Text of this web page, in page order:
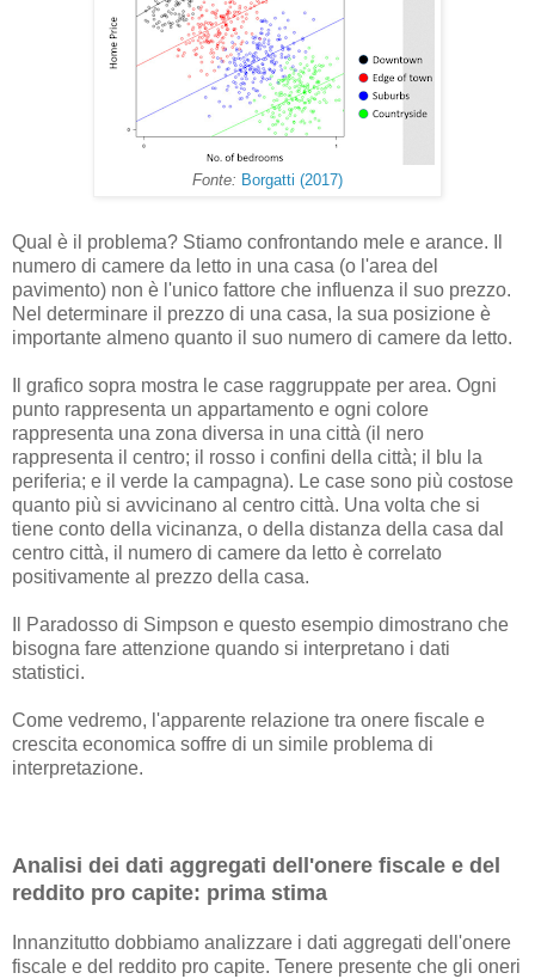
Fonte: Borgatti (2017)
Qual è il problema? Stiamo confrontando mele e arance. Il
numero di camere da letto in una casa (o l'area del
pavimento) non è l'unico fattore che influenza il suo prezzo.
Nel determinare il prezzo di una casa, la sua posizione è
importante almeno quanto il suo numero di camere da letto.
Il grafico sopra mostra le case raggruppate per area. Ogni
punto rappresenta un appartamento e ogni colore
rappresenta una zona diversa in una città (il nero
rappresenta il centro; il rosso i confini della città; il blu la
periferia; e il verde la campagna). Le case sono più costose
quanto più si avvicinano al centro città. Una volta che si
tiene conto della vicinanza, o della distanza della casa dal
centro città, il numero di camere da letto è correlato
positivamente al prezzo della casa.
Il Paradosso di Simpson e questo esempio dimostrano che
bisogna fare attenzione quando si interpretano i dati
statistici.
Come vedremo, l'apparente relazione tra onere fiscale e
crescita economica soffre di un simile problema di
interpretazione.
Analisi dei dati aggregati dell'onere fiscale e del
reddito pro capite: prima stima
Innanzitutto dobbiamo analizzare i dati aggregati dell'onere
fiscale e del reddito pro capite. Tenere presente che gli oneri